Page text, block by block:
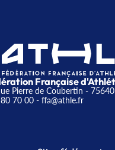
Française
Pierre de Coubertin -
70 00- ffa@athle.fr